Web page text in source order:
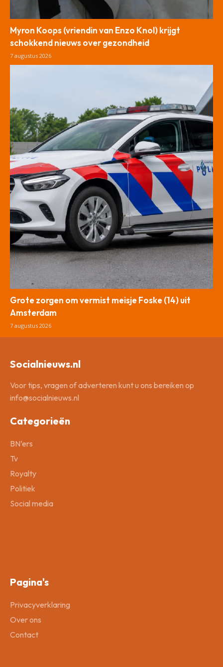
Myron Koops (vriendin van Enzo Knol) krijgt
schokkend nieuws over gezondheid
7 augustus 2026
Grote zorgen om vermist meisje Foske (14) uit
Amsterdam
7 augustus 2026
Socialnieuws.nl
Voor tips, vragen of adverteren kunt u ons bereiken op
info@socialnieuws.nl
Categorieën
BN’ers
Tv
Royalty
Politiek
Social media
Pagina's
Privacyverklaring
Over ons
Contact